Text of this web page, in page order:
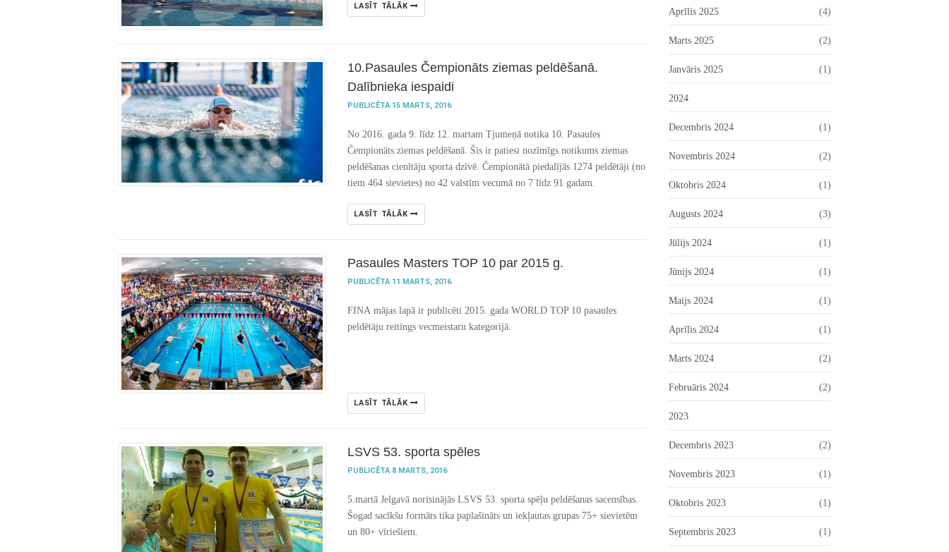
LASĪT TĀLĀK
10.Pasaules Čempionāts ziemas peldēšanā.
Dalībnieka iespaidi
PUBLICĒTA 15 MARTS, 2016
No 2016. gada 9. līdz 12. martam Tjumeņā notika 10. Pasaules
Čempionāts ziemas peldēšanā. Šis ir patiesi nozīmīgs notikums ziemas
peldēšanas cienītāju sporta dzīvē. Čempionātā piedalījās 1274 peldētāji (no
tiem 464 sievietes) no 42 valstīm vecumā no 7 līdz 91 gadam.
LASĪT TĀLĀK
Pasaules Masters TOP 10 par 2015 g.
PUBLICĒTA 11 MARTS, 2016
FINA mājas lapā ir publicēti 2015. gada WORLD TOP 10 pasaules
peldētāju reitings vecmeistaru kategorijā.
LASĪT TĀLĀK
LSVS 53. sporta spēles
PUBLICĒTA 8 MARTS, 2016
5.martā Jelgavā norisinājās LSVS 53. sporta spēļu peldēšanas sacensības.
Šogad sacīkšu formāts tika paplašināts un iekļautas grupas 75+ sievietēm
un 80+ vīriešiem.
Aprīlis 2025 (4)
Marts 2025 (2)
Janvāris 2025 (1)
2024
Decembris 2024 (1)
Novembris 2024 (2)
Oktobris 2024 (1)
Augusts 2024 (3)
Jūlijs 2024 (1)
Jūnijs 2024 (1)
Maijs 2024 (1)
Aprīlis 2024 (1)
Marts 2024 (2)
Februāris 2024 (2)
2023
Decembris 2023 (2)
Novembris 2023 (1)
Oktobris 2023 (1)
Septembris 2023 (1)